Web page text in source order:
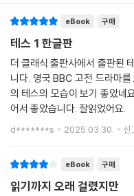
eBook 구매
테스 1 한글판
더 클래식 출판사에서 출판된
니다. 영국 BBC 고전 드라마
의 테스의 모습이 보기 좋았네
어서 좋았습니다. 잘읽었어요.
d*******s 2025.03.30. 신
eBook 구매
읽기까지 오래 걸렸지만